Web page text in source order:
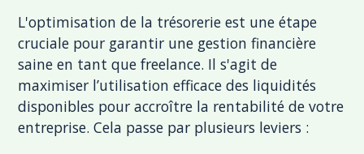
L'optimisation de la trésorerie est une étape
cruciale pour garantir une gestion financière
saine en tant que freelance. Il s'agit de
maximiser l’utilisation efficace des liquidités
disponibles pour accroître la rentabilité de votre
entreprise. Cela passe par plusieurs leviers :